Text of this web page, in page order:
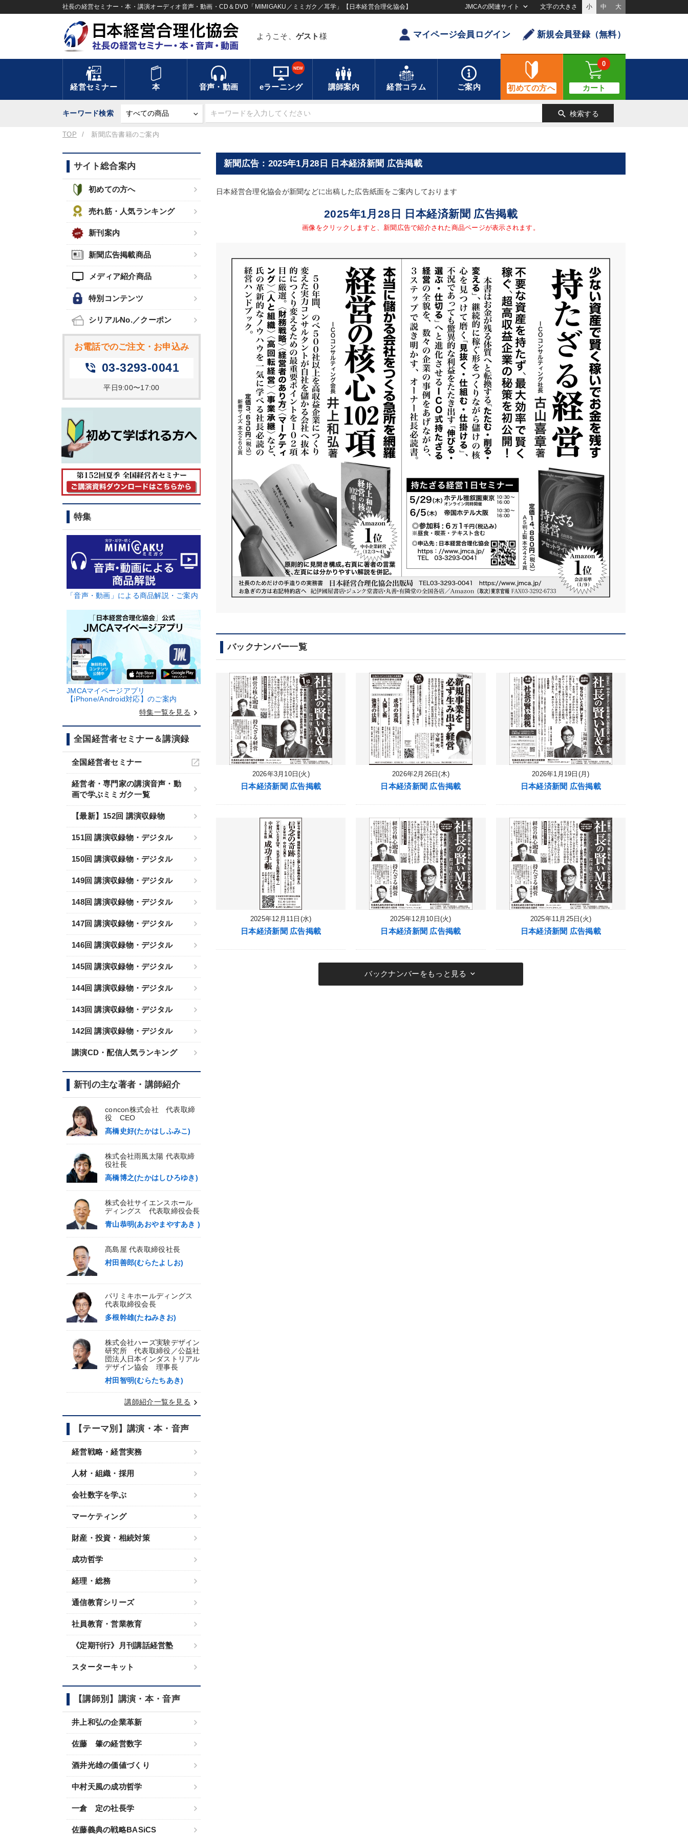
社長の経営セミナー・本・講演オーディオ音声・動画・CD＆DVD「MIMIGAKU／ミミガク／耳学」【日本経営合理化協会】 JMCAの関連サイト 文字の大きさ 小 中 大
ようこそ、 ゲスト 様 マイページ会員ログイン 新規会員登録（無料）
経営セミナー 本 音声・動画 eラーニング
NEW
講師案内 経営コラム ご案内 初めての方へ カート
0
キーワード検索 search 検索する
TOP 新聞広告書籍のご案内
サイト総合案内
初めての方へ
売れ筋・人気ランキング
新刊案内
新聞広告掲載商品
tv メディア紹介商品
特別コンテンツ
シリアルNo.／クーポン
お電話でのご注文・お申込み
phone_in_talk 03-3293-0041
平日9:00〜17:00
特集
「音声・動画」による商品解説・ご案内
JMCAマイページアプリ
【iPhone/Android対応】のご案内
特集一覧を見る keyboard_arrow_right
全国経営者セミナー＆講演録
全国経営者セミナー
経営者・専門家の講演音声・動
画で学ぶミミガク一覧
【最新】152回 講演収録物
151回 講演収録物・デジタル
150回 講演収録物・デジタル
149回 講演収録物・デジタル
148回 講演収録物・デジタル
147回 講演収録物・デジタル
146回 講演収録物・デジタル
145回 講演収録物・デジタル
144回 講演収録物・デジタル
143回 講演収録物・デジタル
142回 講演収録物・デジタル
講演CD・配信人気ランキング
新刊の主な著者・講師紹介
concon株式会社 代表取締
役 CEO
髙橋史好(たかはしふみこ)
株式会社雨風太陽 代表取締
役社長
高橋博之(たかはしひろゆき)
株式会社サイエンスホール
ディングス 代表取締役会長
青山恭明(あおやまやすあき )
髙島屋 代表取締役社長
村田善郎(むらたよしお)
パリミキホールディングス
代表取締役会長
多根幹雄(たねみきお)
株式会社ハーズ実験デザイン
研究所 代表取締役／公益社
団法人日本インダストリアル
デザイン協会 理事長
村田智明(むらたちあき)
講師紹介一覧を見る keyboard_arrow_right
【テーマ別】講演・本・音声
経営戦略・経営実務
人材・組織・採用
会社数字を学ぶ
マーケティング
財産・投資・相続対策
成功哲学
経理・総務
通信教育シリーズ
社員教育・営業教育
《定期刊行》月刊講話経営塾
スターターキット
【講師別】講演・本・音声
井上和弘の企業革新
佐藤 肇の経営数字
酒井光雄の価値づくり
中村天風の成功哲学
一倉 定の社長学
佐藤義典の戦略BASiCS
新聞広告：2025年1月28日 日本経済新聞 広告掲載
日本経営合理化協会が新聞などに出稿した広告紙面をご案内しております
2025年1月28日 日本経済新聞 広告掲載
画像をクリックしますと、新聞広告で紹介された商品ページが表示されます。
バックナンバー一覧
2026年3月10日(火)
日本経済新聞 広告掲載
2026年2月26日(木)
日本経済新聞 広告掲載
2026年1月19日(月)
日本経済新聞 広告掲載
2025年12月11日(水)
日本経済新聞 広告掲載
2025年12月10日(火)
日本経済新聞 広告掲載
2025年11月25日(火)
日本経済新聞 広告掲載
バックナンバーをもっと見る keyboard_arrow_down